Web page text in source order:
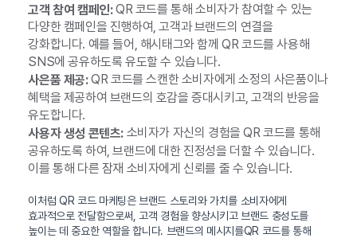
고객 참여 캠페인:QR 코드를 통해 소비자가 참여할 수 있는
다양한 캠페인을 진행하여, 고객과 브랜드의 연결을
강화합니다. 예를 들어, 해시태그와 함께 QR 코드를 사용해
SNS에 공유하도록 유도할 수 있습니다.
사은품 제공:QR 코드를 스캔한 소비자에게 소정의 사은품이나
혜택을 제공하여 브랜드의 호감을 증대시키고, 고객의 반응을
유도합니다.
사용자 생성 콘텐츠:소비자가 자신의 경험을 QR 코드를 통해
공유하도록 하여, 브랜드에 대한 진정성을 더할 수 있습니다.
이를 통해 다른 잠재 소비자에게 신뢰를 줄 수 있습니다.
이처럼 QR 코드 마케팅은 브랜드 스토리와 가치를 소비자에게
효과적으로 전달함으로써, 고객 경험을 향상시키고 브랜드 충성도를
높이는 데 중요한 역할을 합니다. 브랜드의 메시지를QR 코드를 통해